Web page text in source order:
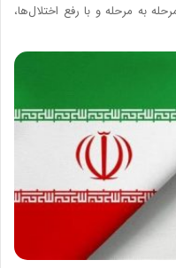
به مرحله و با رفع اختلال‌ها،